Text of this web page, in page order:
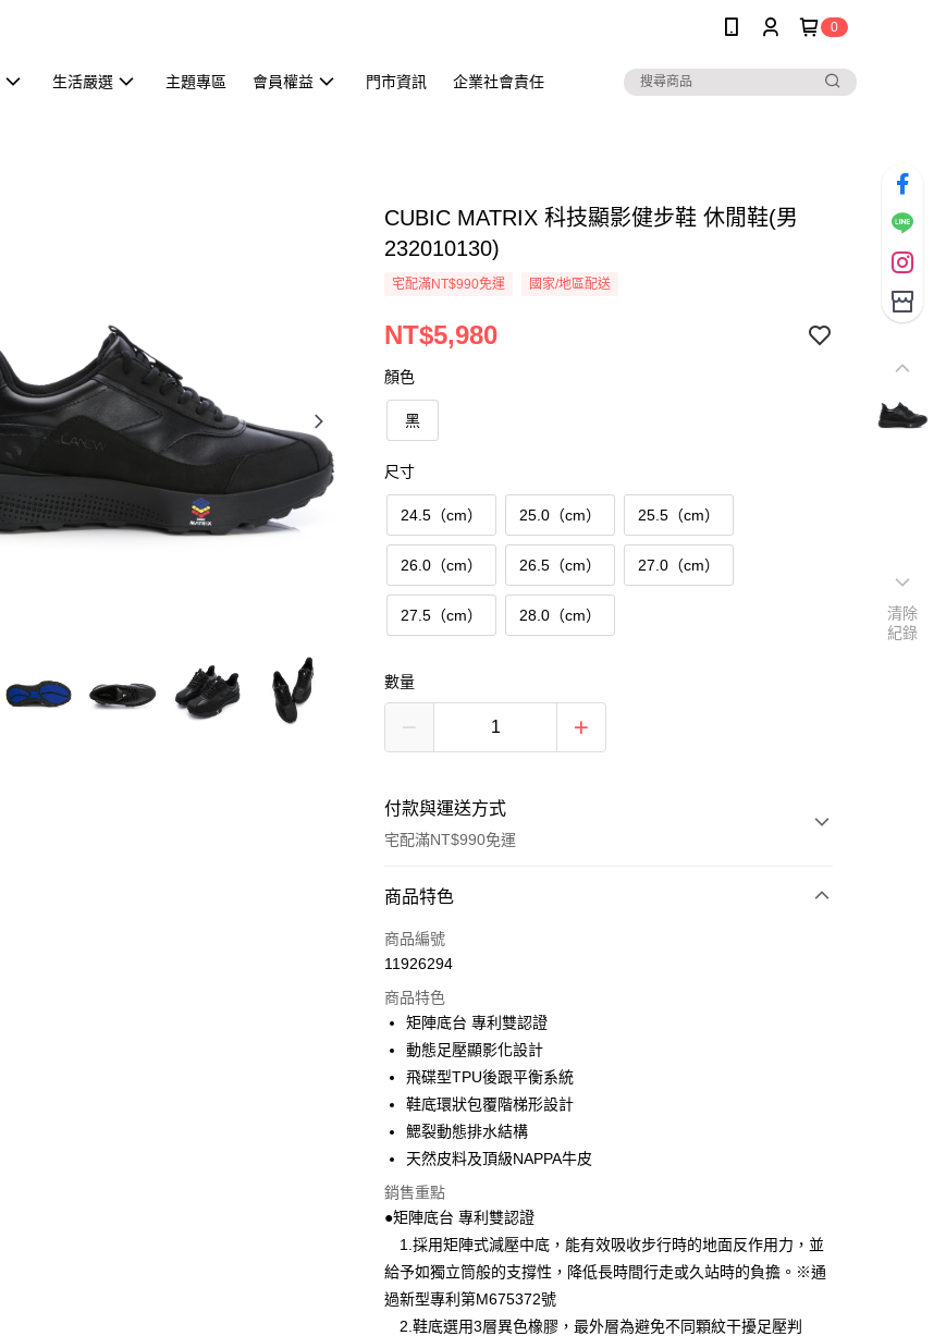
0
生活嚴選 主題專區 會員權益 門市資訊 企業社會責任
CUBIC MATRIX 科技顯影健步鞋 休閒鞋(男
232010130)
宅配滿NT$990免運 國家/地區配送
NT$5,980
顏色
黑
尺寸
24.5（cm） 25.0（cm） 25.5（cm）
26.0（cm） 26.5（cm） 27.0（cm）
27.5（cm） 28.0（cm）
數量
付款與運送方式
宅配滿NT$990免運
付款方式
信用卡一次付款
Apple Pay
悠遊付
Google Pay
全盈+PAY
運送方式
宅配
每筆NT$80，滿NT$990(含以上)免運費
商品特色
商品編號
11926294
商品特色
矩陣底台 專利雙認證
動態足壓顯影化設計
飛碟型TPU後跟平衡系統
鞋底環狀包覆階梯形設計
鰓裂動態排水結構
天然皮料及頂級NAPPA牛皮
銷售重點
●矩陣底台 專利雙認證
1.採用矩陣式減壓中底，能有效吸收步行時的地面反作用力，並
給予如獨立筒般的支撐性，降低長時間行走或久站時的負擔。※通
過新型專利第M675372號
2.鞋底選用3層異色橡膠，最外層為避免不同顆紋干擾足壓判
清除
紀錄